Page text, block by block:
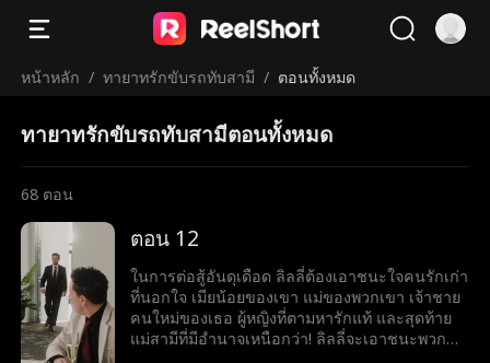
หน้าหลัก / ทายาทรักขับรถทับสามี / ตอนทั้งหมด
ทายาทรักขับรถทับสามีตอนทั้งหมด
68 ตอน
ตอน 12
ในการต่อสู้อันดุเดือด ลิลลี่ต้องเอาชนะใจคนรักเก่า
ที่นอกใจ เมียน้อยของเขา แม่ของพวกเขา เจ้าชาย
คนใหม่ของเธอ ผู้หญิงที่ตามหารักแท้ และสุดท้าย
แม่สามีที่มีอำนาจเหนือกว่า! ลิลลี่จะเอาชนะพวก